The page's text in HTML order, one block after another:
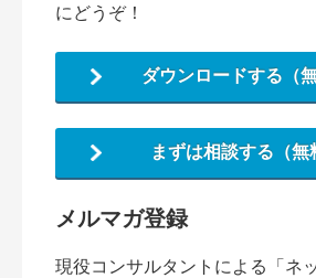
にどうぞ！
ダウンロードする（無
まずは相談する（無
メルマガ登録
現役コンサルタントによる「ネ